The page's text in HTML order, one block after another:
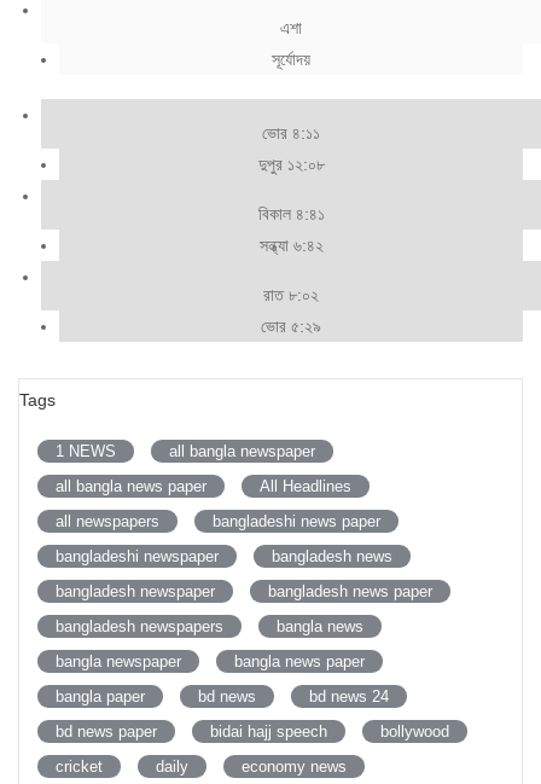
এশা
সূর্যোদয়
ভোর ৪:১১
দুপুর ১২:০৮
বিকাল ৪:৪১
সন্ধ্যা ৬:৪২
রাত ৮:০২
ভোর ৫:২৯
Tags
1 NEWS
all bangla newspaper
all bangla news paper
All Headlines
all newspapers
bangladeshi news paper
bangladeshi newspaper
bangladesh news
bangladesh newspaper
bangladesh news paper
bangladesh newspapers
bangla news
bangla newspaper
bangla news paper
bangla paper
bd news
bd news 24
bd news paper
bidai hajj speech
bollywood
cricket
daily
economy news